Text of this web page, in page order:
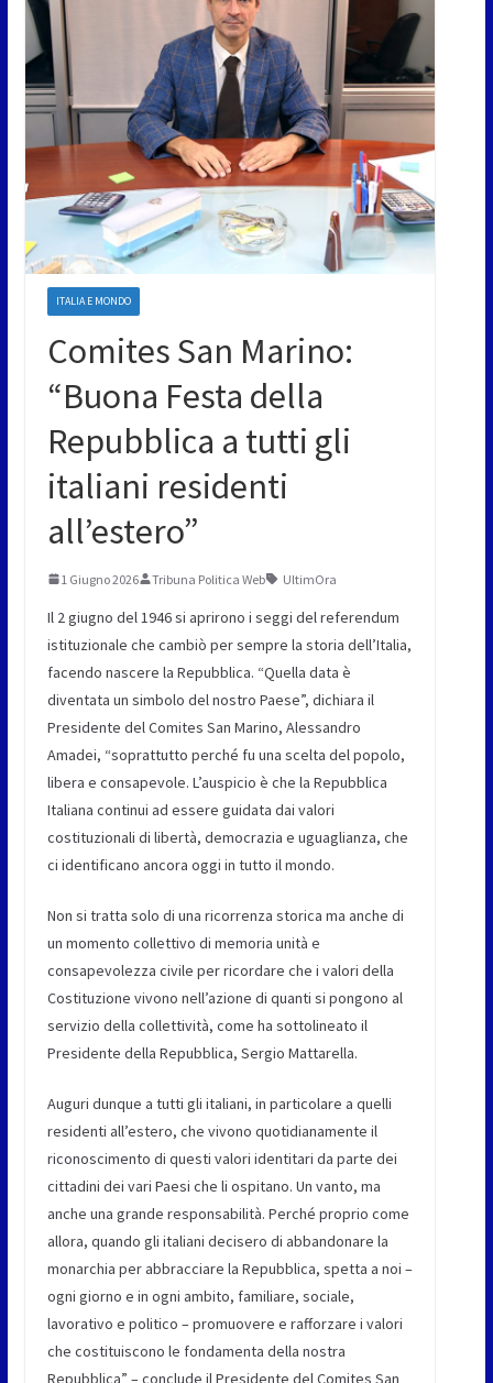
ITALIA E MONDO
Comites San Marino:
“Buona Festa della
Repubblica a tutti gli
italiani residenti
all’estero”
1 Giugno 2026 Tribuna Politica Web UltimOra
Il 2 giugno del 1946 si aprirono i seggi del referendum
istituzionale che cambiò per sempre la storia dell’Italia,
facendo nascere la Repubblica. “Quella data è
diventata un simbolo del nostro Paese”, dichiara il
Presidente del Comites San Marino, Alessandro
Amadei, “soprattutto perché fu una scelta del popolo,
libera e consapevole. L’auspicio è che la Repubblica
Italiana continui ad essere guidata dai valori
costituzionali di libertà, democrazia e uguaglianza, che
ci identificano ancora oggi in tutto il mondo.
Non si tratta solo di una ricorrenza storica ma anche di
un momento collettivo di memoria unità e
consapevolezza civile per ricordare che i valori della
Costituzione vivono nell’azione di quanti si pongono al
servizio della collettività, come ha sottolineato il
Presidente della Repubblica, Sergio Mattarella.
Auguri dunque a tutti gli italiani, in particolare a quelli
residenti all’estero, che vivono quotidianamente il
riconoscimento di questi valori identitari da parte dei
cittadini dei vari Paesi che li ospitano. Un vanto, ma
anche una grande responsabilità. Perché proprio come
allora, quando gli italiani decisero di abbandonare la
monarchia per abbracciare la Repubblica, spetta a noi –
ogni giorno e in ogni ambito, familiare, sociale,
lavorativo e politico – promuovere e rafforzare i valori
che costituiscono le fondamenta della nostra
Repubblica” – conclude il Presidente del Comites San